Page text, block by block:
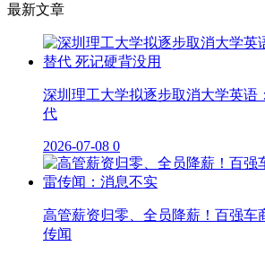
最新文章
深圳理工大学拟逐步取消大学英语
代
2026-07-08 0
高管薪资归零、全员降薪！百强车
传闻